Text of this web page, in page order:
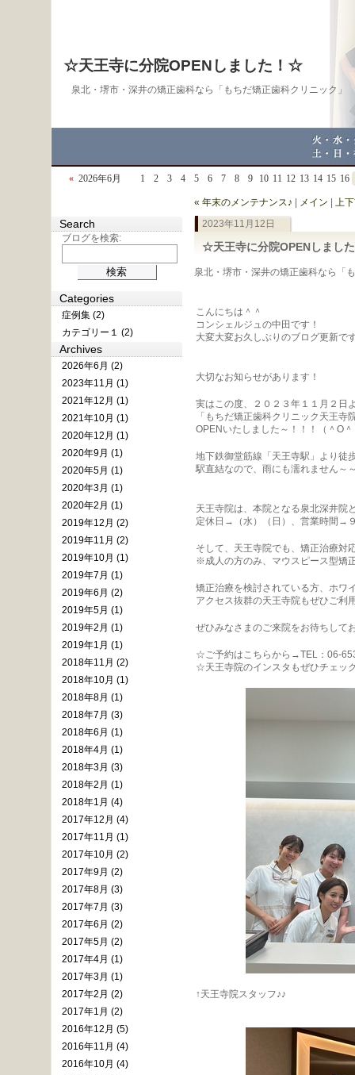
☆天王寺に分院OPENしました！☆
泉北・堺市・深井の矯正歯科なら「もちだ矯正歯科クリニック」
« 2026年6月 1 2 3 4 5 6 7 8 9 10 11 12 13 14 15 16
« 年末のメンテナンス♪ メイン
上
2023年11月12日
☆天王寺に分院OPENしまし
泉北・堺市・深井の矯正歯科なら「
こんにちは＾＾
コンシェルジュの中田です！
大変大変お久しぶりのブログ更新で
大切なお知らせがあります！
実はこの度、２０２３年１１月２日
「もちだ矯正歯科クリニック天王
OPENいたしました～！！！（＾O
地下鉄御堂筋線「天王寺駅」より徒
駅直結なので、雨にも濡れません～
天王寺院は、本院となる泉北深井
定休日→（水）（日）、営業時間→
そして、天王寺院でも、矯正治療対
※成人の方のみ、マウスピース型矯
矯正治療を検討されている方、ホワ
アクセス抜群の天王寺院もぜひご利
ぜひみなさまのご来院をお待ちして
☆ご予約はこちらから→TEL：06-
☆天王寺院のインスタもぜひチェ
↑天王寺院スタッフ♪♪
Search
ブログを検索:
Categories
症例集 (2)
カテゴリー１ (2)
Archives
2026年6月 (2)
2023年11月 (1)
2021年12月 (1)
2021年10月 (1)
2020年12月 (1)
2020年9月 (1)
2020年5月 (1)
2020年3月 (1)
2020年2月 (1)
2019年12月 (2)
2019年11月 (2)
2019年10月 (1)
2019年7月 (1)
2019年6月 (2)
2019年5月 (1)
2019年2月 (1)
2019年1月 (1)
2018年11月 (2)
2018年10月 (1)
2018年8月 (1)
2018年7月 (3)
2018年6月 (1)
2018年4月 (1)
2018年3月 (3)
2018年2月 (1)
2018年1月 (4)
2017年12月 (4)
2017年11月 (1)
2017年10月 (2)
2017年9月 (2)
2017年8月 (3)
2017年7月 (3)
2017年6月 (2)
2017年5月 (2)
2017年4月 (1)
2017年3月 (1)
2017年2月 (2)
2017年1月 (2)
2016年12月 (5)
2016年11月 (4)
2016年10月 (4)